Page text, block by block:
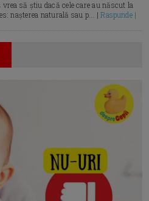
să știu dacă cele care au născut la
nașterea naturală sau p... |Raspunde |